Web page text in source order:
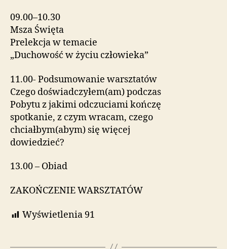
09.00–10.30
Msza Święta
Prelekcja w temacie
„Duchowość w życiu człowieka”
11.00- Podsumowanie warsztatów
Czego doświadczyłem(am) podczas
Pobytu z jakimi odczuciami kończę
spotkanie, z czym wracam, czego
chciałbym(abym) się więcej
dowiedzieć?
13.00 – Obiad
ZAKOŃCZENIE WARSZTATÓW
Wyświetlenia 91